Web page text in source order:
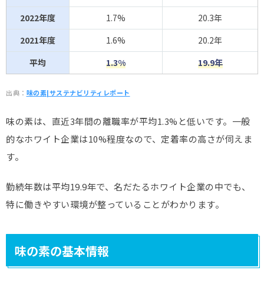
2022年度
1.7%
20.3年
2021年度
1.6%
20.2年
平均
1.3% 19.9年
出典： 味の素|サステナビリティレポート
味の素は、直近3年間の離職率が平均1.3%と低いです。一般
的なホワイト企業は10%程度なので、定着率の高さが伺えま
す。
勤続年数は平均19.9年で、名だたるホワイト企業の中でも、
特に働きやすい環境が整っていることがわかります。
味の素の基本情報